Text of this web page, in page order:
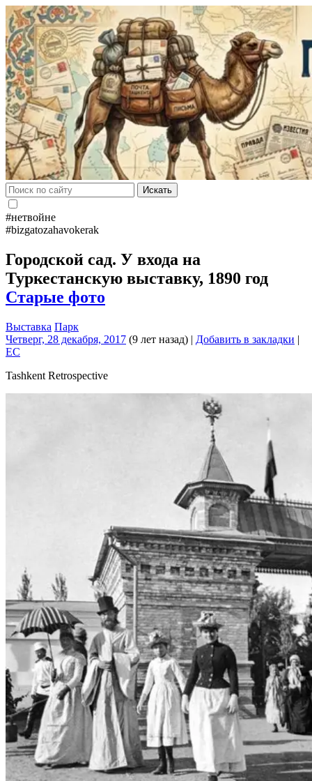
Искать
#нетвойне
#bizgatozahavokerak
Городской сад. У входа на
Туркестанскую выставку, 1890 год
Старые фото
Выставка Парк
Четверг, 28 декабря, 2017 (9 лет назад) | Добавить в закладки |
EC
Tashkent Retrospective